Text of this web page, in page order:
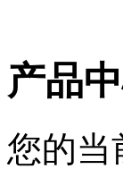
产品
您的当